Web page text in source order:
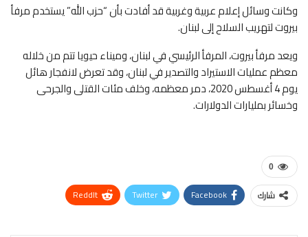
وكانت وسائل إعلام عربية وغربية قد أفادت بأن “حزب الله” يستخدم مرفأ
بيروت لتهريب السلاح إلى لبنان.
ويعد مرفأ بيروت، المرفأ الرئيسي في لبنان، وميناء حيويا تتم من خلاله
معظم عمليات الاستيراد والتصدير في لبنان، وقد تعرض لانفجار هائل
يوم 4 أغسطس 2020، دمر معظمه، وخلف مئات القتلى والجرحى
وخسائر بمليارات الدولارات.
0
شارك Facebook
Twitter
ReddIt